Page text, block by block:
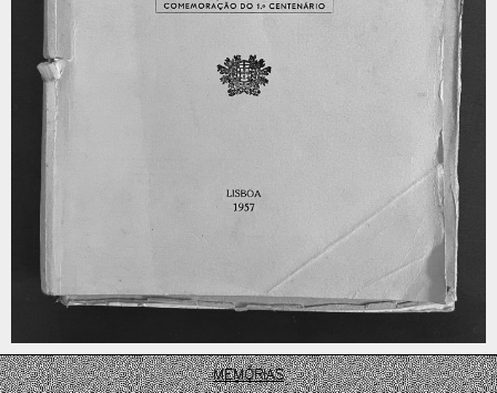
MEMÓRIAS